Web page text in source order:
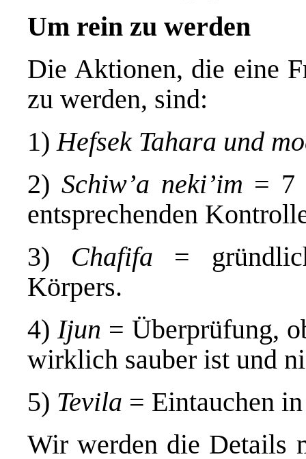
Um rein zu werden
Die Aktionen, die eine
zu werden, sind:
1) Hefsek Tahara und
2) Schiw’a neki’im = 7
entsprechenden
3) Chafifa =
Körpers.
4) Ijun = Überprüfung,
wirklich sauber ist und
5) Tevila = Eintauchen
Wir werden die Details